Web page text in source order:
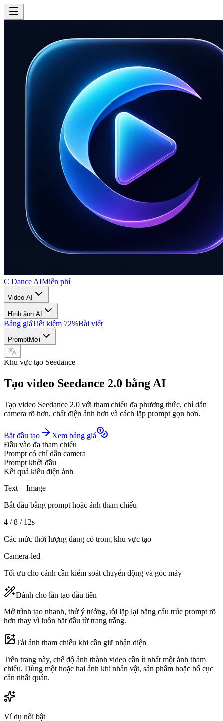
C Dance AIMiễn phí
Video AI
Hình ảnh AI
Bảng giáTiết kiệm 72%Bài viết
PromptMới
Khu vực tạo Seedance
Tạo video Seedance 2.0 bằng AI
Tạo video Seedance 2.0 với tham chiếu đa phương thức, chỉ dẫn
camera rõ hơn, chất điện ảnh hơn và cách lặp prompt gọn hơn.
Bắt đầu tạo
Xem bảng giá
Đầu vào đa tham chiếu
Prompt có chỉ dẫn camera
Prompt khởi đầu
Kết quả kiểu điện ảnh
Text + Image
Bắt đầu bằng prompt hoặc ảnh tham chiếu
4 / 8 / 12s
Các mức thời lượng đang có trong khu vực tạo
Camera-led
Tối ưu cho cảnh cần kiểm soát chuyển động và góc máy
Dành cho lần tạo đầu tiên
Mở trình tạo nhanh, thử ý tưởng, rồi lặp lại bằng cấu trúc prompt rõ
hơn thay vì luôn bắt đầu từ trang trắng.
Tải ảnh tham chiếu khi cần giữ nhận diện
Trên trang này, chế độ ảnh thành video cần ít nhất một ảnh tham
chiếu. Dùng một hoặc hai ảnh khi nhân vật, sản phẩm hoặc bố cục
cần nhất quán.
Ví dụ nổi bật